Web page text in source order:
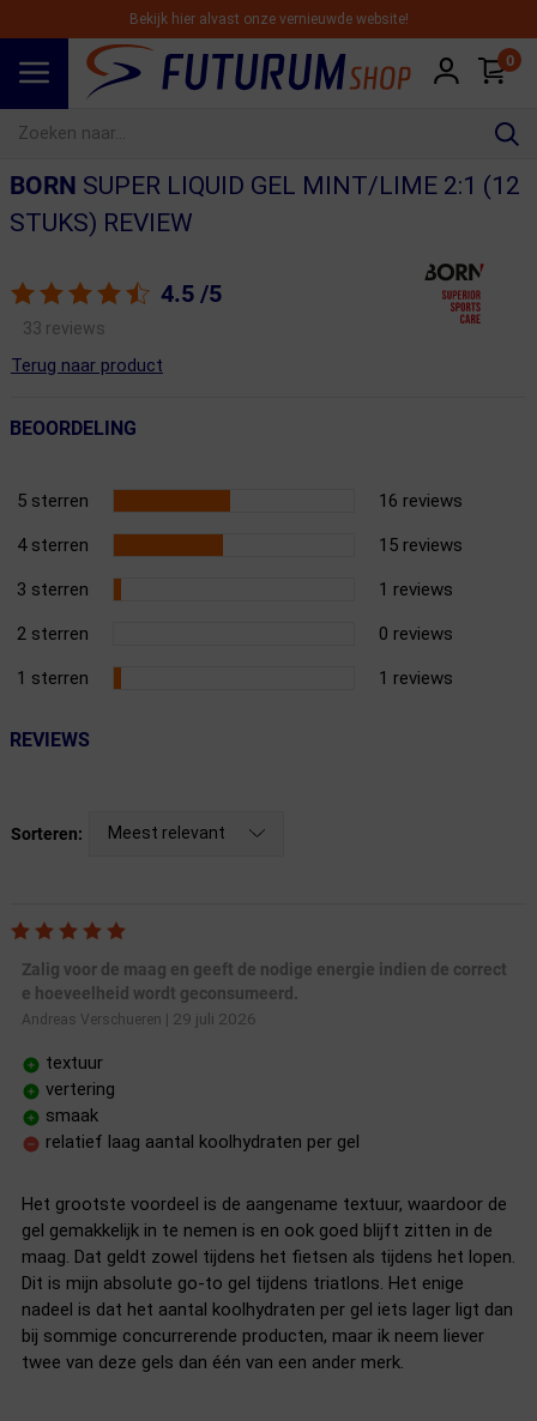
Bekijk hier alvast onze vernieuwde website!
0
BORN SUPER LIQUID GEL MINT/LIME 2:1 (12
STUKS) REVIEW
4.5 /5
33 reviews
Terug naar product
BEOORDELING
5 sterren 16 reviews
4 sterren 15 reviews
3 sterren 1 reviews
2 sterren 0 reviews
1 sterren 1 reviews
REVIEWS
Sorteren: Meest relevant
Zalig voor de maag en geeft de nodige energie indien de correct
e hoeveelheid wordt geconsumeerd.
Andreas Verschueren 29 juli 2026
textuur
vertering
smaak
relatief laag aantal koolhydraten per gel
Het grootste voordeel is de aangename textuur, waardoor de
gel gemakkelijk in te nemen is en ook goed blijft zitten in de
maag. Dat geldt zowel tijdens het fietsen als tijdens het lopen.
Dit is mijn absolute go-to gel tijdens triatlons. Het enige
nadeel is dat het aantal koolhydraten per gel iets lager ligt dan
bij sommige concurrerende producten, maar ik neem liever
twee van deze gels dan één van een ander merk.